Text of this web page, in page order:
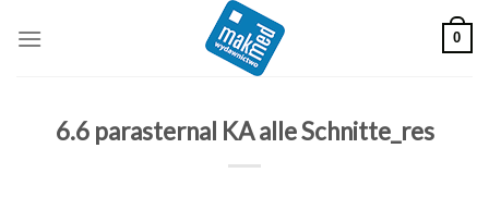
0
6.6 parasternal KA alle Schnitte_res